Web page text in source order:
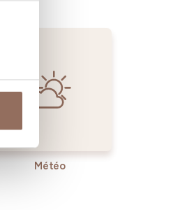
Météo